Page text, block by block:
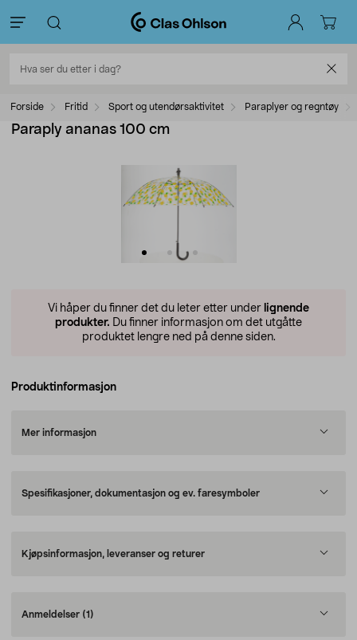
Forside Fritid Sport og utendørsaktivitet Paraplyer og regntøy
Paraply ananas 100 cm
Vi håper du finner det du leter etter under lignende
produkter. Du finner informasjon om det utgåtte
produktet lengre ned på denne siden.
Produktinformasjon
Mer informasjon
Spesifikasjoner, dokumentasjon og ev. faresymboler
Kjøpsinformasjon, leveranser og returer
Anmeldelser (1)